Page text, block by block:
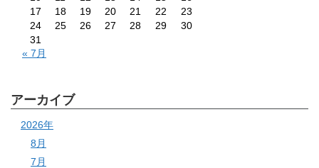
17
18 19 20 21 22
23
24
25 26 27 28 29
30
31
« 7月
アーカイブ
2026年
8月
7月